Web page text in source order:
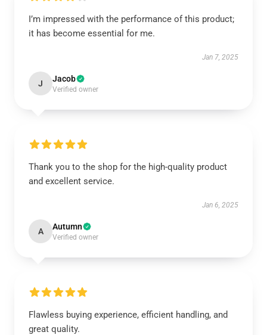
I’m impressed with the performance of this product;
it has become essential for me.
Jan 7, 2025
J Jacob
Verified owner
Thank you to the shop for the high-quality product
and excellent service.
Jan 6, 2025
A Autumn
Verified owner
Flawless buying experience, efficient handling, and
great quality.